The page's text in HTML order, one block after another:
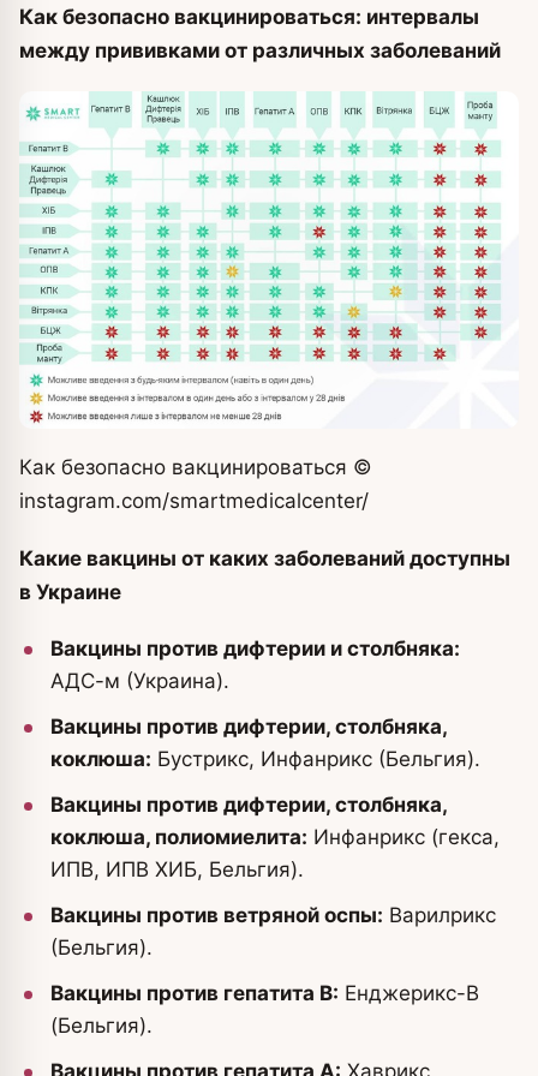
Как безопасно вакцинироваться: интервалы
между прививками от различных заболеваний
Как безопасно вакцинироваться ©
instagram.com/smartmedicalcenter/
Какие вакцины от каких заболеваний доступны
в Украине
Вакцины против дифтерии и столбняка:
АДС-м (Украина).
Вакцины против дифтерии, столбняка,
коклюша: Бустрикс, Инфанрикс (Бельгия).
Вакцины против дифтерии, столбняка,
коклюша, полиомиелита: Инфанрикс (гекса,
ИПВ, ИПВ ХИБ, Бельгия).
Вакцины против ветряной оспы: Варилрикс
(Бельгия).
Вакцины против гепатита В: Енджерикс-В
(Бельгия).
Вакцины против гепатита А: Хаврикс